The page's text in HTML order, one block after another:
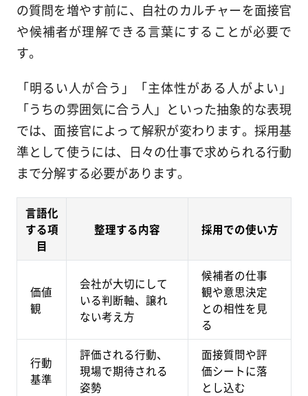
の質問を増やす前に、自社のカルチャーを面接官
や候補者が理解できる言葉にすることが必要で
す。
「明るい人が合う」「主体性がある人がよい」
「うちの雰囲気に合う人」といった抽象的な表現
では、面接官によって解釈が変わります。採用基
準として使うには、日々の仕事で求められる行動
まで分解する必要があります。
言語化
する項
目
整理する内容 採用での使い方
価値
観
会社が大切にして
いる判断軸、譲れ
ない考え方
候補者の仕事
観や意思決定
との相性を見
る
行動
基準
評価される行動、
現場で期待される
姿勢
面接質問や評
価シートに落
とし込む